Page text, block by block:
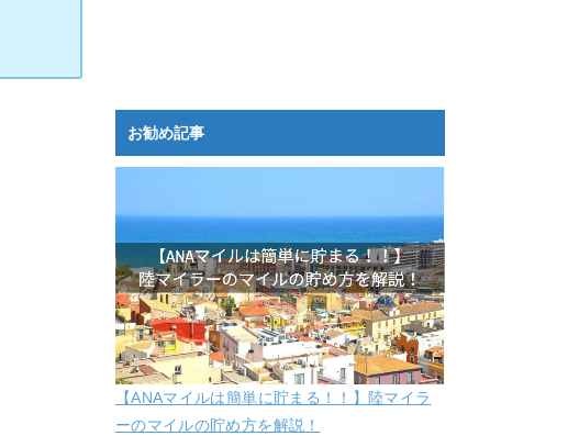
お勧め記事
【ANAマイルは簡単に貯まる！！】陸マイラ
ーのマイルの貯め方を解説！